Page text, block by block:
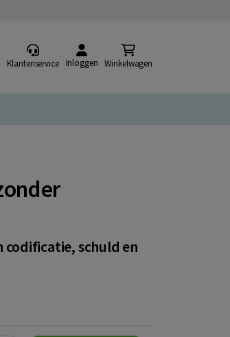
Klantenservice Inloggen Winkelwagen
codificatie, schuld en